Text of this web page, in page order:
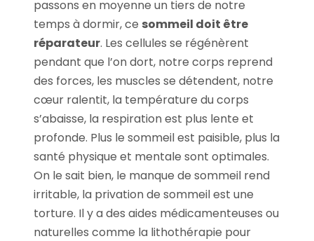
passons en moyenne un tiers de notre
temps à dormir, ce sommeil doit être
réparateur. Les cellules se régénèrent
pendant que l’on dort, notre corps reprend
des forces, les muscles se détendent, notre
cœur ralentit, la température du corps
s’abaisse, la respiration est plus lente et
profonde. Plus le sommeil est paisible, plus la
santé physique et mentale sont optimales.
On le sait bien, le manque de sommeil rend
irritable, la privation de sommeil est une
torture. Il y a des aides médicamenteuses ou
naturelles comme la lithothérapie pour